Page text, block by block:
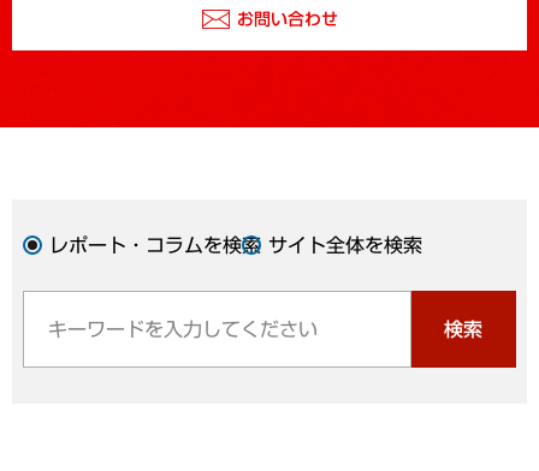
お問い合わせ
レポート・コラムを検索 サイト全体を検索
検索